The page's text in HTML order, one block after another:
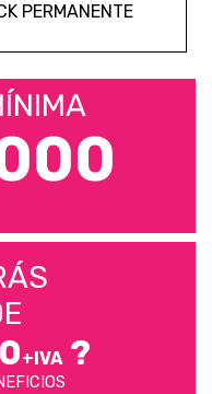
PERMANENTE
+IVA?